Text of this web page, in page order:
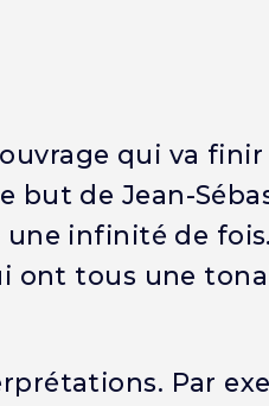
qui va finir
but de Jean-
infinité de fois.
ont tous une
Par